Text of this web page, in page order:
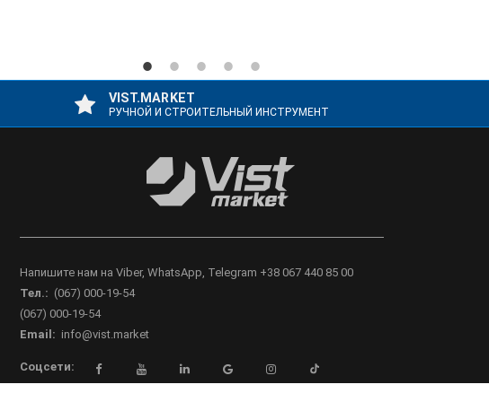
VIST.MARKET
РУЧНОЙ И СТРОИТЕЛЬНЫЙ ИНСТРУМЕНТ
Напишите нам на Viber, WhatsApp, Telegram +38 067 440 85 00
Тел.: (067) 000-19-54
(067) 000-19-54
Email: info@vist.market
Соцсети: